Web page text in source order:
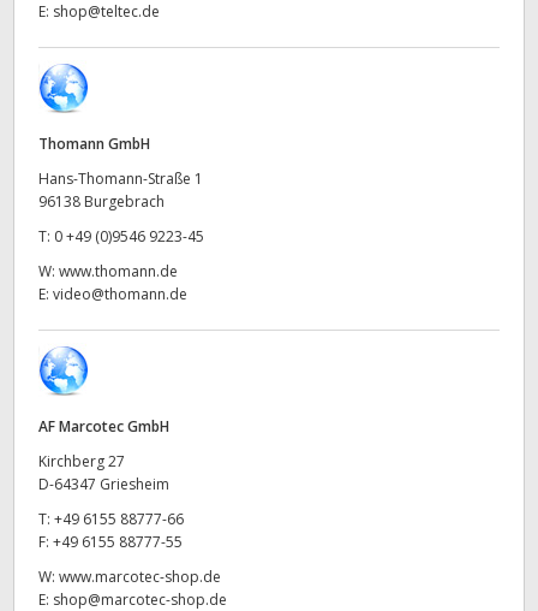
Norway
Singapore
Spain
Sweden
Turkey
UAE
Ukraine
United Kingdom
E: shop@teltec.de
Thomann GmbH
Hans-Thomann-Straße 1
96138 Burgebrach
T: 0 +49 (0)9546 9223-45
W: www.thomann.de
E: video@thomann.de
AF Marcotec GmbH
Kirchberg 27
D-64347 Griesheim
T: +49 6155 88777-66
F: +49 6155 88777-55
W: www.marcotec-shop.de
E: shop@marcotec-shop.de